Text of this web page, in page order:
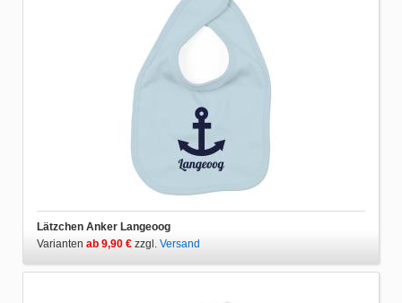
Lätzchen Anker Langeoog
Varianten ab 9,90 € zzgl. Versand